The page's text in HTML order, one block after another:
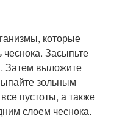
которые
чеснока. Засыпьте
Затем выложите
зольным
пустоты, а также
слоем чеснока.